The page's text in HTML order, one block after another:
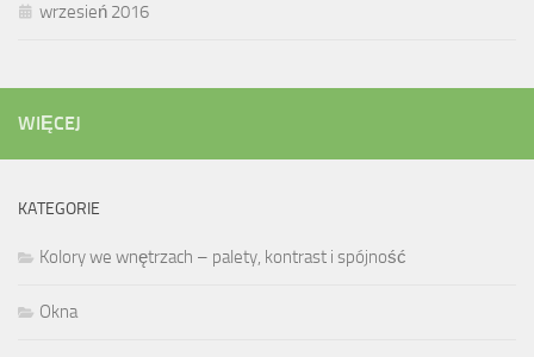
wrzesień 2016
WIĘCEJ
KATEGORIE
Kolory we wnętrzach – palety, kontrast i spójność
Okna